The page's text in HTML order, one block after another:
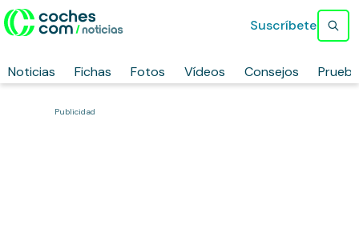
Noticias Fichas Fotos Vídeos Consejos
Suscríbete
Publicidad